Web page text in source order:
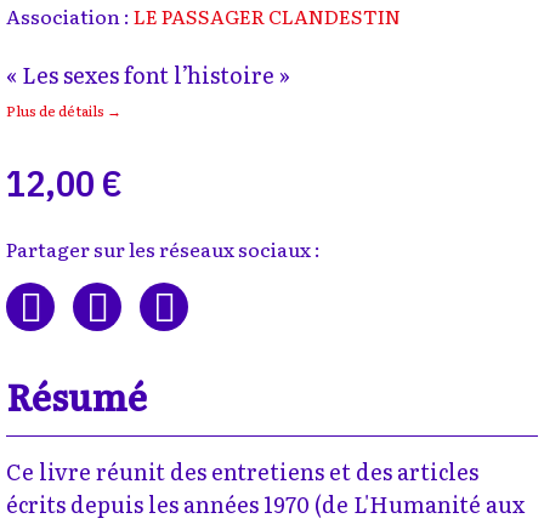
Association : LE PASSAGER CLANDESTIN
« Les sexes font l’histoire »
Plus de détails →
12,00 €
Partager sur les réseaux sociaux :
Résumé
Ce livre réunit des entretiens et des articles
écrits depuis les années 1970 (de L'Humanité aux